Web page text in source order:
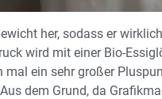
her, sodass er
wird mit einer Bio-
mal ein sehr großer
dem Grund, da